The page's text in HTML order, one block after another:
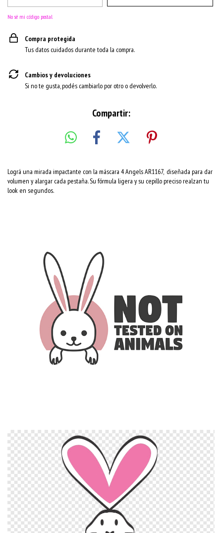
No sé mi código postal
Compra protegida
Tus datos cuidados durante toda la compra.
Cambios y devoluciones
Si no te gusta, podés cambiarlo por otro o devolverlo.
Compartir:
Lográ una mirada impactante con la máscara 4 Angels AR1167, diseñada para dar
volumen y alargar cada pestaña. Su fórmula ligera y su cepillo preciso realzan tu
look en segundos.